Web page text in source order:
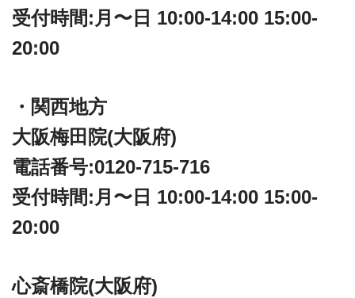
受付時間:月〜日 10:00-14:00 15:00-
20:00
・関西地方
大阪梅田院(大阪府)
電話番号:0120-715-716
受付時間:月〜日 10:00-14:00 15:00-
20:00
心斎橋院(大阪府)